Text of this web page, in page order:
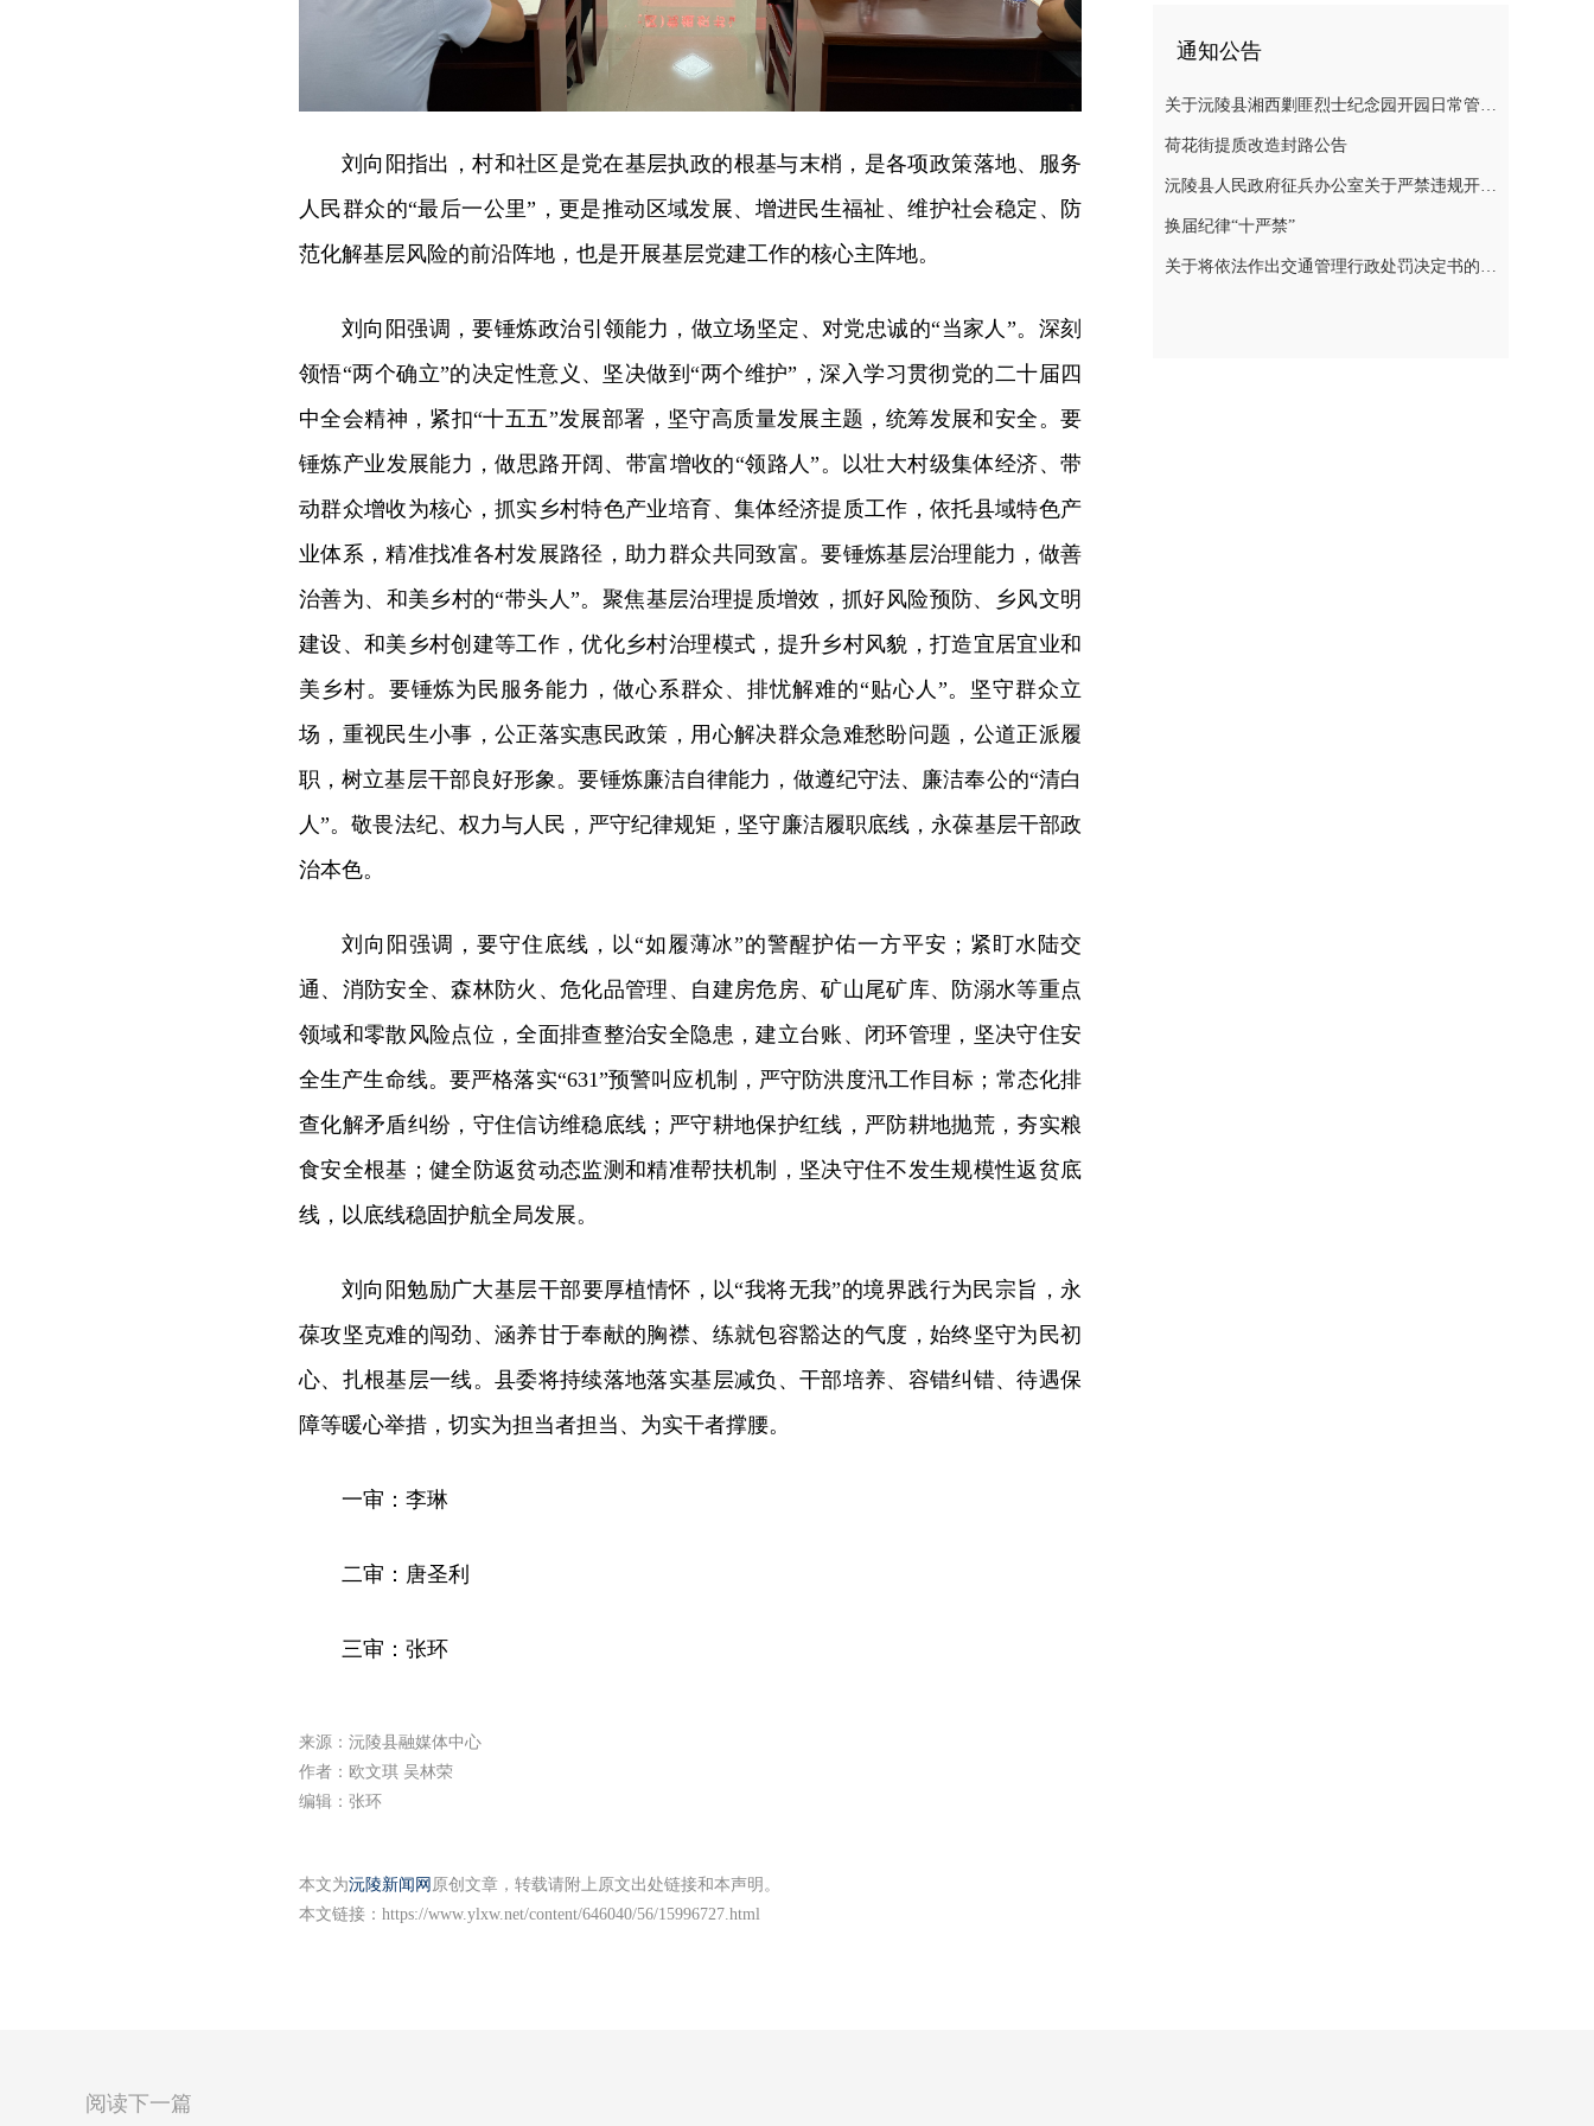
刘向阳指出，村和社区是党在基层执政的根基与末梢，是各项政策落地、服务
人民群众的“最后一公里”，更是推动区域发展、增进民生福祉、维护社会稳定、防
范化解基层风险的前沿阵地，也是开展基层党建工作的核心主阵地。
刘向阳强调，要锤炼政治引领能力，做立场坚定、对党忠诚的“当家人”。深刻
领悟“两个确立”的决定性意义、坚决做到“两个维护”，深入学习贯彻党的二十届四
中全会精神，紧扣“十五五”发展部署，坚守高质量发展主题，统筹发展和安全。要
锤炼产业发展能力，做思路开阔、带富增收的“领路人”。以壮大村级集体经济、带
动群众增收为核心，抓实乡村特色产业培育、集体经济提质工作，依托县域特色产
业体系，精准找准各村发展路径，助力群众共同致富。要锤炼基层治理能力，做善
治善为、和美乡村的“带头人”。聚焦基层治理提质增效，抓好风险预防、乡风文明
建设、和美乡村创建等工作，优化乡村治理模式，提升乡村风貌，打造宜居宜业和
美乡村。要锤炼为民服务能力，做心系群众、排忧解难的“贴心人”。坚守群众立
场，重视民生小事，公正落实惠民政策，用心解决群众急难愁盼问题，公道正派履
职，树立基层干部良好形象。要锤炼廉洁自律能力，做遵纪守法、廉洁奉公的“清白
人”。敬畏法纪、权力与人民，严守纪律规矩，坚守廉洁履职底线，永葆基层干部政
治本色。
刘向阳强调，要守住底线，以“如履薄冰”的警醒护佑一方平安；紧盯水陆交
通、消防安全、森林防火、危化品管理、自建房危房、矿山尾矿库、防溺水等重点
领域和零散风险点位，全面排查整治安全隐患，建立台账、闭环管理，坚决守住安
全生产生命线。要严格落实“631”预警叫应机制，严守防洪度汛工作目标；常态化排
查化解矛盾纠纷，守住信访维稳底线；严守耕地保护红线，严防耕地抛荒，夯实粮
食安全根基；健全防返贫动态监测和精准帮扶机制，坚决守住不发生规模性返贫底
线，以底线稳固护航全局发展。
刘向阳勉励广大基层干部要厚植情怀，以“我将无我”的境界践行为民宗旨，永
葆攻坚克难的闯劲、涵养甘于奉献的胸襟、练就包容豁达的气度，始终坚守为民初
心、扎根基层一线。县委将持续落地落实基层减负、干部培养、容错纠错、待遇保
障等暖心举措，切实为担当者担当、为实干者撑腰。
一审：李琳
二审：唐圣利
三审：张环
来源：沅陵县融媒体中心
作者：欧文琪 吴林荣
编辑：张环
本文为沅陵新闻网 原创文章，转载请附上原文出处链接和本声明。
本文链接： https://www.ylxw.net/content/646040/56/15996727.html
通知公告
关于沅陵县湘西剿匪烈士纪念园开园日常管理规定（草案）公开征求意见的公告
荷花街提质改造封路公告
沅陵县人民政府征兵办公室关于严禁违规开展 涉征兵商业化培训的公告
换届纪律“十严禁”
关于将依法作出交通管理行政处罚决定书的公告
阅读下一篇